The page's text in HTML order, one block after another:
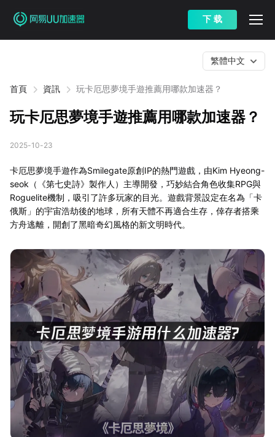
下 载
首頁 資訊 玩卡厄思夢境手遊推薦用哪款加速器？
繁體中文
玩卡厄思夢境手遊推薦用哪款加速器？
2025-10-23
卡厄思夢境手遊作為Smilegate原創IP的熱門遊戲，由Kim Hyeong-
seok（《第七史詩》製作人）主導開發，巧妙結合角色收集RPG與
Roguelite機制，吸引了許多玩家的目光。遊戲背景設定在名為「卡
俄斯」的宇宙浩劫後的地球，所有天體不再適合生存，倖存者搭乘
方舟逃離，開創了黑暗奇幻風格的新文明時代。